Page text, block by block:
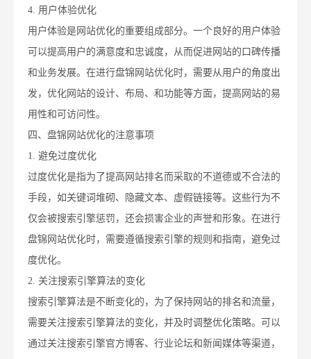
4. 用户体验优化
用户体验是网站优化的重要组成部分。一个良好的用户体验
可以提高用户的满意度和忠诚度，从而促进网站的口碑传播
和业务发展。在进行盘锦网站优化时，需要从用户的角度出
发，优化网站的设计、布局、和功能等方面，提高网站的易
用性和可访问性。
四、盘锦网站优化的注意事项
1. 避免过度优化
过度优化是指为了提高网站排名而采取的不道德或不合法的
手段，如关键词堆砌、隐藏文本、虚假链接等。这些行为不
仅会被搜索引擎惩罚，还会损害企业的声誉和形象。在进行
盘锦网站优化时，需要遵循搜索引擎的规则和指南，避免过
度优化。
2. 关注搜索引擎算法的变化
搜索引擎算法是不断变化的，为了保持网站的排名和流量，
需要关注搜索引擎算法的变化，并及时调整优化策略。可以
通过关注搜索引擎官方博客、行业论坛和新闻媒体等渠道，